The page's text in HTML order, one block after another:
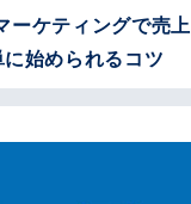
ーケティングで売
始められるコツ